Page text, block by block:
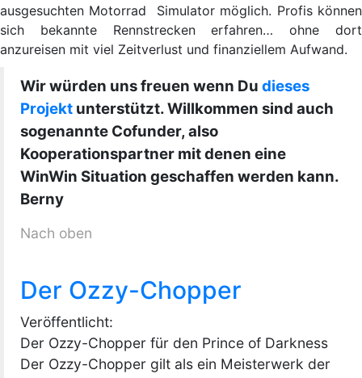
ausgesuchten Motorrad Simulator möglich. Profis können
sich bekannte Rennstrecken erfahren… ohne dort
anzureisen mit viel Zeitverlust und finanziellem Aufwand.
Wir würden uns freuen wenn Du dieses
Projekt unterstützt. Willkommen sind auch
sogenannte Cofunder, also
Kooperationspartner mit denen eine
WinWin Situation geschaffen werden kann.
Berny
Nach oben
Der Ozzy-Chopper
Veröffentlicht:
Der Ozzy-Chopper für den Prince of Darkness
Der Ozzy-Chopper gilt als ein Meisterwerk der